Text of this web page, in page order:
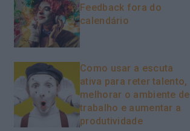
Feedback fora do
calendário
Como usar a escuta
ativa para reter talento,
melhorar o ambiente de
trabalho e aumentar a
produtividade